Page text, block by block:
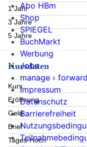
1 Jahr
3 Jahre
5 Jahre
Kursdaten
Kurs
Eröffnung
Geld
Brief
Tages-Hoch
Abo HBm
Shop
SPIEGEL
BuchMarkt
Werbung
Jobs
manage ›
Impressum
Datenschutz
Barrierefreiheit